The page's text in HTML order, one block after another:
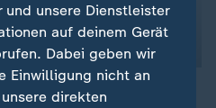
unsere Dienstleister
auf deinem Gerät
Dabei geben wir
Einwilligung nicht an
direkten